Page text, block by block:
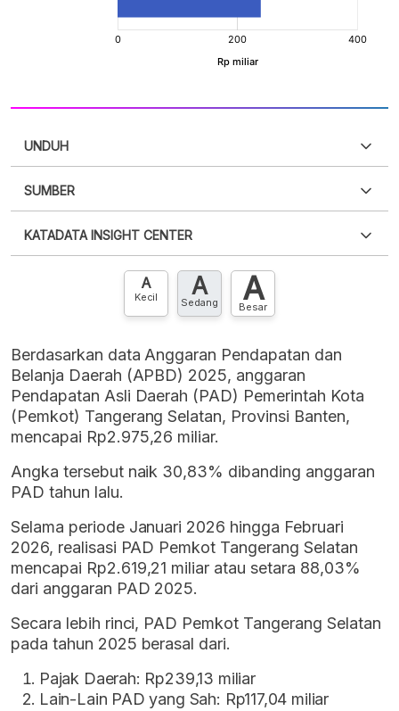
UNDUH
XLS
SUMBER
punya akun?Silakan Daftar sekarang
KATADATA INSIGHT CENTER
Hubungi sekarang »
A
Kecil A
Sedang A
Besar
Berdasarkan data Anggaran Pendapatan dan
Belanja Daerah (APBD) 2025, anggaran
Pendapatan Asli Daerah (PAD) Pemerintah Kota
(Pemkot) Tangerang Selatan, Provinsi Banten,
mencapai Rp2.975,26 miliar.
Angka tersebut naik 30,83% dibanding anggaran
PAD tahun lalu.
Selama periode Januari 2026 hingga Februari
2026, realisasi PAD Pemkot Tangerang Selatan
mencapai Rp2.619,21 miliar atau setara 88,03%
dari anggaran PAD 2025.
Secara lebih rinci, PAD Pemkot Tangerang Selatan
pada tahun 2025 berasal dari.
Pajak Daerah: Rp239,13 miliar
Lain-Lain PAD yang Sah: Rp117,04 miliar